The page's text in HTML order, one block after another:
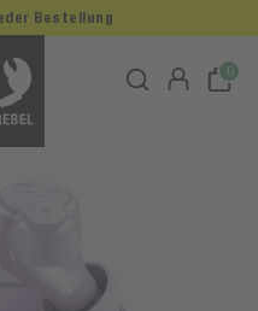
0
Bestellung